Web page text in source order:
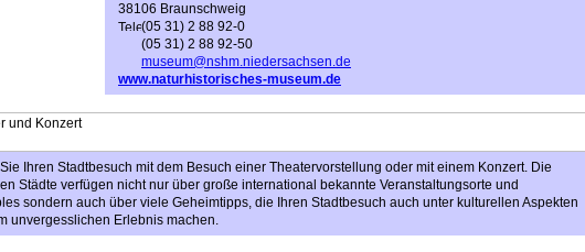
38106 Braunschweig
(05 31) 2 88 92-0
(05 31) 2 88 92-50
museum@nshm.niedersachsen.de
www.naturhistorisches-museum.de
Ihren Stadtbesuch mit dem Besuch einer Theatervorstellung oder mit einem Konzert. Die
Städte verfügen nicht nur über große international bekannte Veranstaltungsorte und
sondern auch über viele Geheimtipps, die Ihren Stadtbesuch auch unter kulturellen Aspekten
unvergesslichen Erlebnis machen.